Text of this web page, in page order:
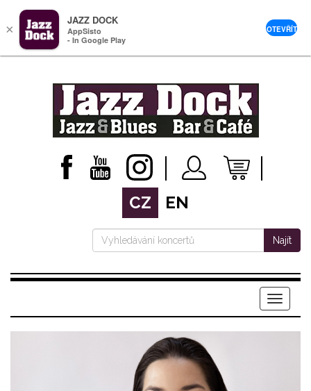
CZ EN
Najít
Menu
×
JAZZ DOCK
AppSisto
- In Google Play
OTEVŘÍT